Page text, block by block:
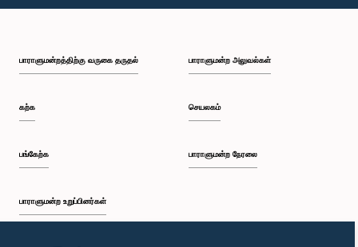
பி.ப. 1:43 - பி.ப. 1:53
பி.ப. 2:01 - பி.ப. 2:12
பாராளுமன்றத்திற்கு வருகை தருதல்
கற்க
பங்கேற்க
பாராளுமன்ற உறுப்பினர்கள்
பாராளுமன்ற அலுவல்கள்
செயலகம்
பாராளுமன்ற நேரலை